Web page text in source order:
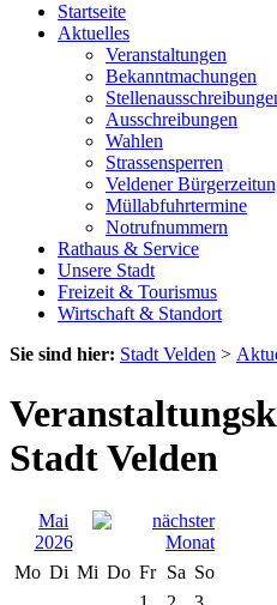
Startseite
Aktuelles
Veranstaltungen
Bekanntmachungen
Ausschreibungen
Wahlen
Strassensperren
Veldener
Müllabfuhrtermine
Notrufnummern
Rathaus & Service
Unsere Stadt
Freizeit & Tourismus
Wirtschaft & Standort
Sie sind hier: Stadt Velden >
Stadt Velden
Mai
2026
Mo Di Mi Do Fr Sa So